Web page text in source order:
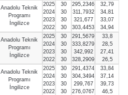
Anadolu Teknik
Programı
İngilizce
2025
2024
2023
2022
30
30
30
30
295,2346
311,7932
321,677
303,4453
32,79
34,81
33,07
34,94
Anadolu Teknik
Programı
İngilizce
2025
2024
2023
2022
30
30
30
30
291,5679
333,8279
342,992
328,2909
33,8
28,5
27,41
26,5
Anadolu Teknik
Programı
İngilizce
2025
2024
2023
2022
30
30
30
30
291,4374
304,3494
299,767
276,0767
33,84
37,14
39,73
46,5